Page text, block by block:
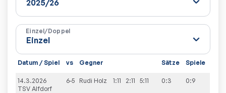
Einzel/Doppel
Datum / Spiel vs Gegner Sätze Spiele
14.3.2026
TSV Alfdorf
6-5 Rudi Holz 1:11 2:11 5:11 0:3 0:9